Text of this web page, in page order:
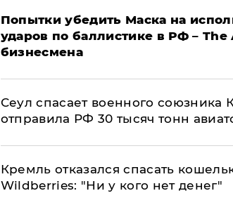
Попытки убедить Маска на
ударов по баллистике в РФ –
бизнесмена
​Сеул спасает военного
отправила РФ 30 тысяч тонн
Кремль отказался спасать
Wildberries: "Ни у кого нет денег"